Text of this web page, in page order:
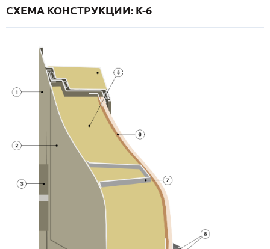
Записаться на замер
СХЕМА КОНСТРУКЦИИ: K-6